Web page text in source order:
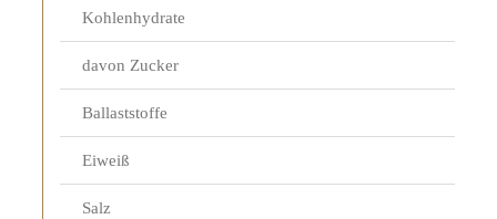
Kohlenhydrate
davon Zucker
Ballaststoffe
Eiweiß
Salz